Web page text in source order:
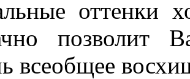
оттенки
позволит
всеобщее